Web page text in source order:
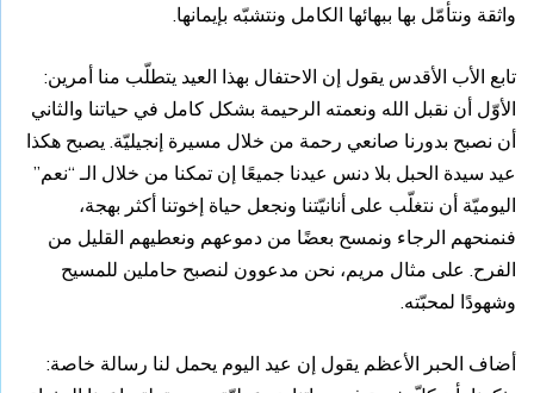
واثقة ونتأمّل بها ببهائها الكامل ونتشبّه بإيمانها.
تابع الأب الأقدس يقول إن الاحتفال بهذا العيد يتطلّب منا أمرين:
الأوّل أن نقبل الله ونعمته الرحيمة بشكل كامل في حياتنا والثاني
أن نصبح بدورنا صانعي رحمة من خلال مسيرة إنجيليّة. يصبح هكذا
عيد سيدة الحبل بلا دنس عيدنا جميعًا إن تمكنا من خلال الـ “نعم”
اليوميّة أن نتغلّب على أنانيّتنا ونجعل حياة إخوتنا أكثر بهجة،
فنمنحهم الرجاء ونمسح بعضًا من دموعهم ونعطيهم القليل من
الفرح. على مثال مريم، نحن مدعوون لنصبح حاملين للمسيح
وشهودًا لمحبّته.
أضاف الحبر الأعظم يقول إن عيد اليوم يحمل لنا رسالة خاصة: